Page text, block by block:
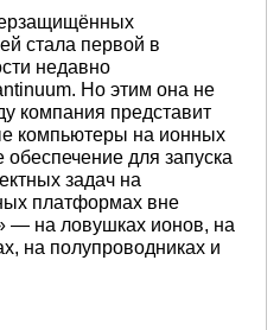
стала первой в
недавно
Но этим она не
компания представит
компьютеры на ионных
для запуска
задач на
платформах вне
— на ловушках ионов, на
на полупроводниках и